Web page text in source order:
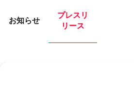
お知らせ
プレスリ
リース